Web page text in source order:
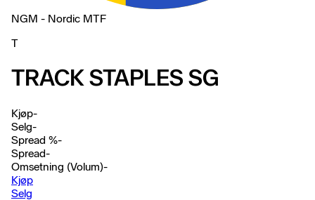
NGM - Nordic MTF
T
TRACK STAPLES SG
Kjøp-
Selg-
Spread %-
Spread-
Omsetning (Volum)-
Kjøp
Selg